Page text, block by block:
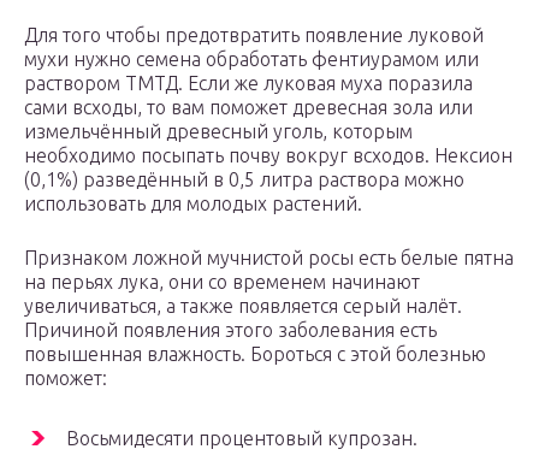
Для того чтобы предотвратить появление луковой
мухи нужно семена обработать фентиурамом или
раствором ТМТД. Если же луковая муха поразила
сами всходы, то вам поможет древесная зола или
измельчённый древесный уголь, которым
необходимо посыпать почву вокруг всходов. Нексион
(0,1%) разведённый в 0,5 литра раствора можно
использовать для молодых растений.
Признаком ложной мучнистой росы есть белые пятна
на перьях лука, они со временем начинают
увеличиваться, а также появляется серый налёт.
Причиной появления этого заболевания есть
повышенная влажность. Бороться с этой болезнью
поможет:
Восьмидесяти процентовый купрозан.